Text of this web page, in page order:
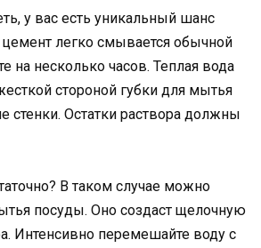
у вас есть уникальный шанс
легко смывается обычной
на несколько часов. Теплая вода
стороной губки для мытья
стенки. Остатки раствора должны
В таком случае можно
посуды. Оно создаст щелочную
Интенсивно перемешайте воду с